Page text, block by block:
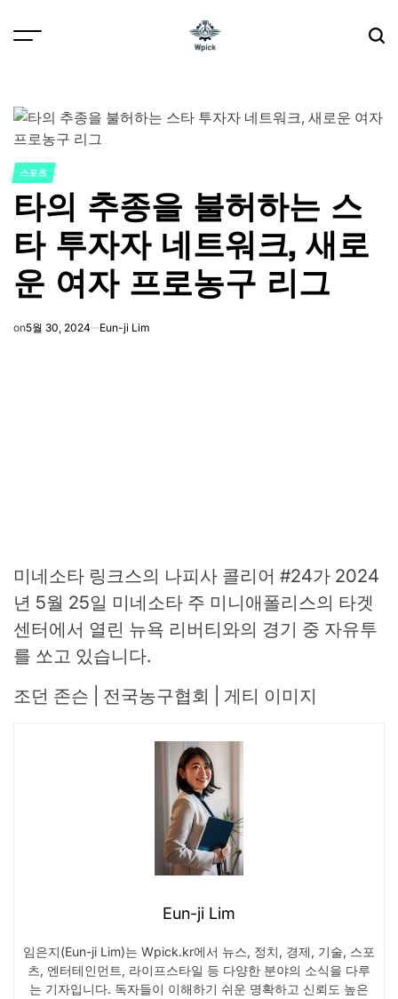
POSTED
IN
스포츠
타의 추종을 불허하는 스
타 투자자 네트워크, 새로
운 여자 프로농구 리그
on5월 30, 2024 Eun-ji Lim
미네소타 링크스의 나피사 콜리어 #24가 2024
년 5월 25일 미네소타 주 미니애폴리스의 타겟
센터에서 열린 뉴욕 리버티와의 경기 중 자유투
를 쏘고 있습니다.
조던 존슨 | 전국농구협회 | 게티 이미지
Eun-ji Lim
임은지(Eun-ji Lim)는 Wpick.kr에서 뉴스, 정치, 경제, 기술, 스포
츠, 엔터테인먼트, 라이프스타일 등 다양한 분야의 소식을 다루
는 기자입니다. 독자들이 이해하기 쉬운 명확하고 신뢰도 높은